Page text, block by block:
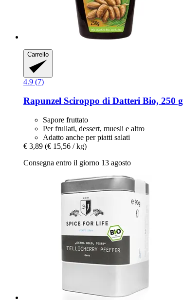
Carrello
4.9 (7)
Rapunzel Sciroppo di Datteri Bio, 250 g
Sapore fruttato
Per frullati, dessert, muesli e altro
Adatto anche per piatti salati
€ 3,89 (€ 15,56 / kg)
Consegna entro il giorno 13 agosto